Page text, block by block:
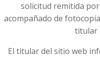
solicitud remitida
acompañado de
titular
El titular del sitio web